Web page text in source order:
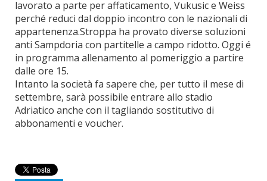
lavorato a parte per affaticamento, Vukusic e Weiss
perché reduci dal doppio incontro con le nazionali di
appartenenza.Stroppa ha provato diverse soluzioni
anti Sampdoria con partitelle a campo ridotto. Oggi é
in programma allenamento al pomeriggio a partire
dalle ore 15.
Intanto la società fa sapere che, per tutto il mese di
settembre, sarà possibile entrare allo stadio
Adriatico anche con il tagliando sostitutivo di
abbonamenti e voucher.